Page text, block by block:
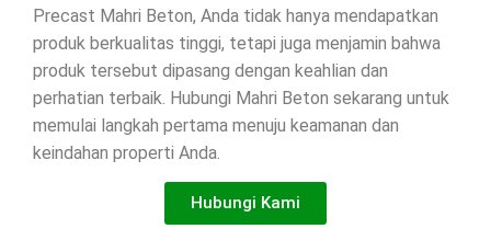
Precast Mahri Beton, Anda tidak hanya mendapatkan
produk berkualitas tinggi, tetapi juga menjamin bahwa
produk tersebut dipasang dengan keahlian dan
perhatian terbaik. Hubungi Mahri Beton sekarang untuk
memulai langkah pertama menuju keamanan dan
keindahan properti Anda.
Hubungi Kami